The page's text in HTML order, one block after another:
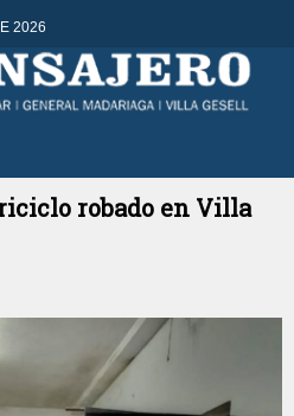
2026
robado en Villa